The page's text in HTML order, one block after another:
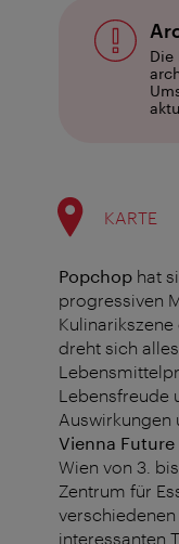
Die
KARTE
Popchop hat
progressiven
dreht sich
Lebensfreude
Auswirkungen
Vienna Future
Wien von 3.
Zentrum für
interessanten